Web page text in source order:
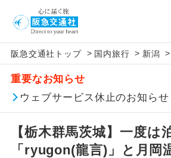
阪急交通社トップ > 国内旅行 > 新潟 >
重要なお知らせ
ウェブサービス休止のお知らせ
【栃木群馬茨城】一度は
「ryugon(龍言)」と月岡
アイコン
添乗員同行
往路出発空港（駅
（駅）まで同行し
現地添乗員同
行
現地到着空港（駅
（駅）まで添乗員